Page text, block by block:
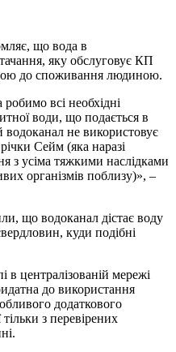
що вода в
яку обслуговує КП
до споживання людиною.
всі необхідні
води, що подається в
не використовує
Сейм (яка наразі
з усіма тяжкими наслідками
організмів поблизу)», –
що водоканал дістає воду
куди подібні
централізованій мережі
до використання
додаткового
з перевірених